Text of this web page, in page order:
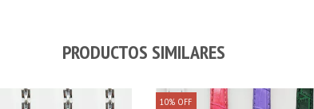
PRODUCTOS SIMILARES
10% OFF